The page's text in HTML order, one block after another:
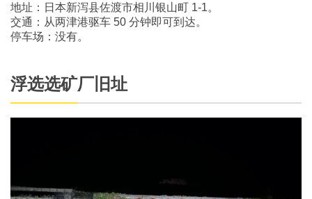
地址：日本新泻县佐渡市相川银山町 1-1。
交通：从两津港驱车 50 分钟即可到达。
停车场：没有。
浮选选矿厂旧址